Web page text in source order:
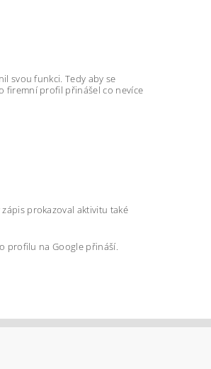
svou funkci. Tedy aby se
firemní profil přinášel co nevíce
prokazoval aktivitu také
profilu na Google přináší.